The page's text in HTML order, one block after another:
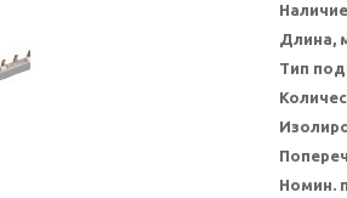
Наличие
Длина,
Тип
Номин.